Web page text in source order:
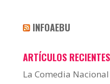
INFOAEBU
ARTÍCULOS RECIENTES
La Comedia